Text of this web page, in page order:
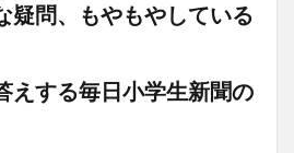
疑問、もやもやしている
えする毎日小学生新聞の